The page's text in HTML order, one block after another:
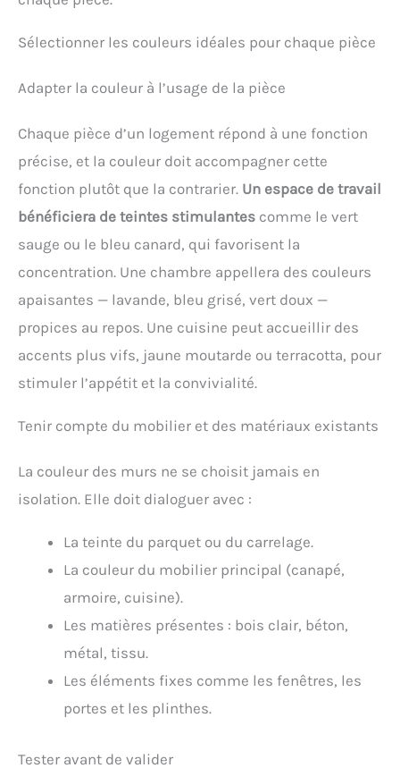
épais de qualité supérieure avec un processus de
décolorant pas facilement. La surface lisse et plane
【Facile à Installer】: Aucun assemblage n’est
requis. Il suffit de connecter le bon câble et de le
conduira à la situation où la lumière ne peut pas
lumière brillante après avoir éteint l’interrupteur.)
Pour connaître les étapes d’installation, veuillez
consulter la page de détails du produit.
Certification CE, plus de sécurité.
Sélectionner les couleurs idéales pour chaque pièce
Adapter la couleur à l’usage de la pièce
Chaque pièce d’un logement répond à une fonction
précise, et la couleur doit accompagner cette
fonction plutôt que la contrarier. Un espace de travail
bénéficiera de teintes stimulantes comme le vert
sauge ou le bleu canard, qui favorisent la
concentration. Une chambre appellera des couleurs
apaisantes — lavande, bleu grisé, vert doux —
propices au repos. Une cuisine peut accueillir des
accents plus vifs, jaune moutarde ou terracotta, pour
stimuler l’appétit et la convivialité.
Tenir compte du mobilier et des matériaux existants
La couleur des murs ne se choisit jamais en
isolation. Elle doit dialoguer avec :
La teinte du parquet ou du carrelage.
La couleur du mobilier principal (canapé,
armoire, cuisine).
Les matières présentes : bois clair, béton,
métal, tissu.
Les éléments fixes comme les fenêtres, les
portes et les plinthes.
Tester avant de valider